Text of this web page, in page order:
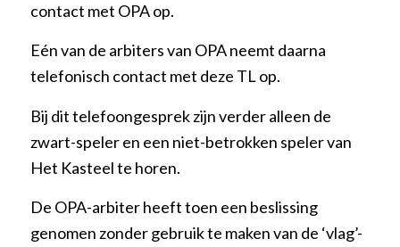
contact met OPA op.
Eén van de arbiters van OPA neemt daarna
telefonisch contact met deze TL op.
Bij dit telefoongesprek zijn verder alleen de
zwart-speler en een niet-betrokken speler van
Het Kasteel te horen.
De OPA-arbiter heeft toen een beslissing
genomen zonder gebruik te maken van de ‘vlag’-